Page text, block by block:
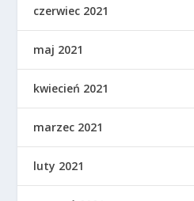
czerwiec 2021
maj 2021
kwiecień 2021
marzec 2021
luty 2021